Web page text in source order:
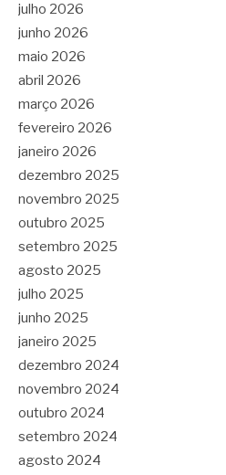
julho 2026
junho 2026
maio 2026
abril 2026
março 2026
fevereiro 2026
janeiro 2026
dezembro 2025
novembro 2025
outubro 2025
setembro 2025
agosto 2025
julho 2025
junho 2025
janeiro 2025
dezembro 2024
novembro 2024
outubro 2024
setembro 2024
agosto 2024